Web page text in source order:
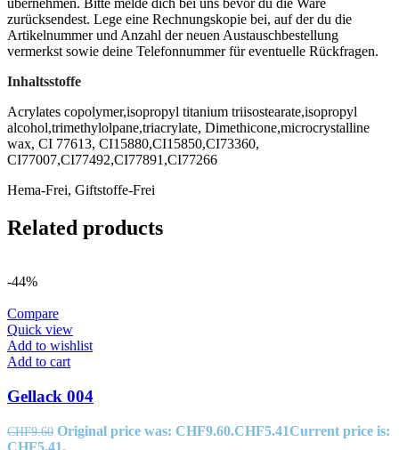
übernehmen. Bitte melde dich bei uns bevor du die Ware
zurücksendest. Lege eine Rechnungskopie bei, auf der du die
Artikelnummer und Anzahl der neuen Austauschbestellung
vermerkst sowie deine Telefonnummer für eventuelle Rückfragen.
Inhaltsstoffe
Acrylates copolymer,isopropyl titanium triisostearate,isopropyl
alcohol,trimethylolpane,triacrylate, Dimethicone,microcrystalline
wax, CI 77613, CI15880,CI15850,CI73360,
CI77007,CI77492,CI77891,CI77266
Hema-Frei, Giftstoffe-Frei
Related products
-44%
Compare
Quick view
Add to wishlist
Add to cart
Gellack 004
CHF9.60 Original price was: CHF9.60.CHF5.41Current price is:
CHF5.41.